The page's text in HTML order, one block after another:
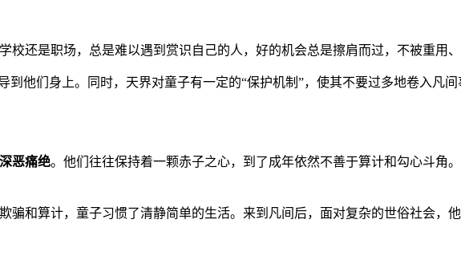
校还是职场，总是难以遇到赏识自己的人，好的机会总是擦肩而过，不被重用、
他们身上。同时，天界对童子有一定的“保护机制”，使其不要过多地卷入凡间
恶痛绝。他们往往保持着一颗赤子之心，到了成年依然不善于算计和勾心斗角
和算计，童子习惯了清静简单的生活。来到凡间后，面对复杂的世俗社会，他